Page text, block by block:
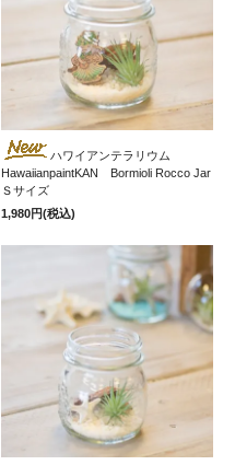
ハワイアンテラリウム
HawaiianpaintKAN Bormioli Rocco Jar
Ｓサイズ
1,980円(税込)